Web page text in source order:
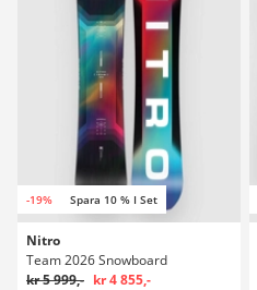
-19% Spara 10 % I Set
Nitro
Team 2026 Snowboard
kr 5 999,- kr 4 855,-